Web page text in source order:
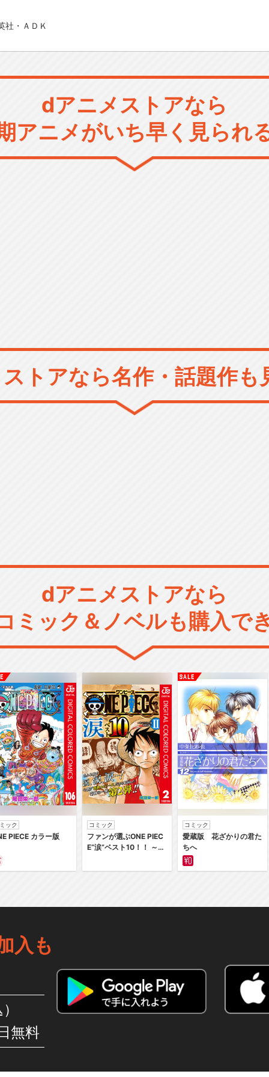
社・ＡＤＫ
dアニメストアなら
アニメがいち早く見られ
トアなら名作・話題作も
dアニメストアなら
ミック＆ノベルも購入で
ック
PIECE カラー版
コミック
ファンが選ぶONE PIEC
E“涙”ベスト10！！ ～サ
～ カラー版
コミック
愛蔵版 花ざかりの君た
ちへ
入も
無料